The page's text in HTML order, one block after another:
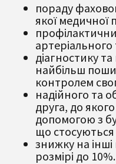
пораду
якої медичної
діагностику
найбільш
контролем
надійного та
друга, до
допомогою з
що стосуються
знижку на
розмірі до 10%.